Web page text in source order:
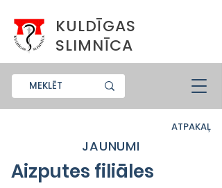
KULDĪGAS
SLIMNĪCA
ATPAKAĻ
JAUNUMI
Aizputes filiāles